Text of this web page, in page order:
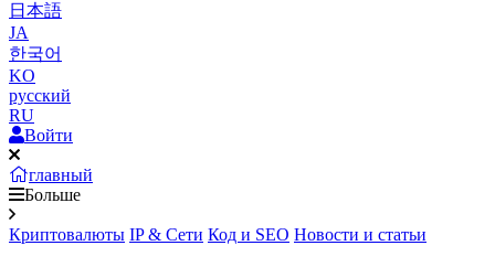
日本語
JA
한국어
KO
русский
RU
Войти
главный
Больше
Криптовалюты IP & Сети Код и SEO Новости и статьи